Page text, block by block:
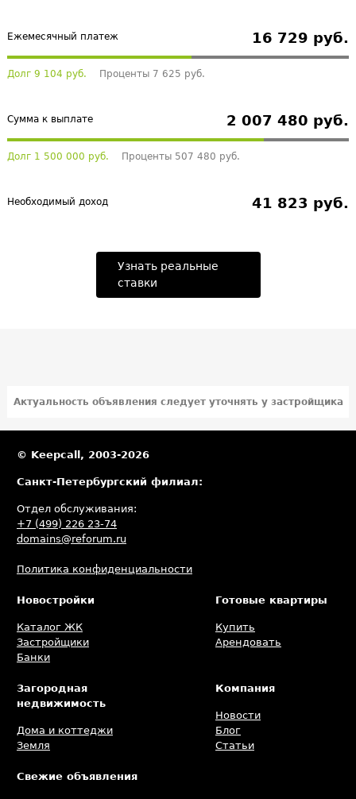
Ежемесячный платеж 16 729 руб.
Долг 9 104 руб. Проценты 7 625 руб.
Сумма к выплате 2 007 480 руб.
Долг 1 500 000 руб. Проценты 507 480 руб.
Необходимый доход 41 823 руб.
Узнать реальные
ставки
Актуальность объявления следует уточнять у застройщика
© Keepcall, 2003-2026
Санкт-Петербургский филиал:
Отдел обслуживания:
+7 (499) 226 23-74
domains@reforum.ru
Политика конфиденциальности
Новостройки
Каталог ЖК
Застройщики
Банки
Готовые квартиры
Купить
Арендовать
Загородная
недвижимость
Дома и коттеджи
Земля
Компания
Новости
Блог
Статьи
Свежие объявления